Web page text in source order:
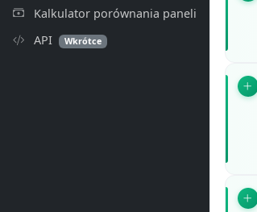
Kalkulator porównania paneli
API
Wkrótce